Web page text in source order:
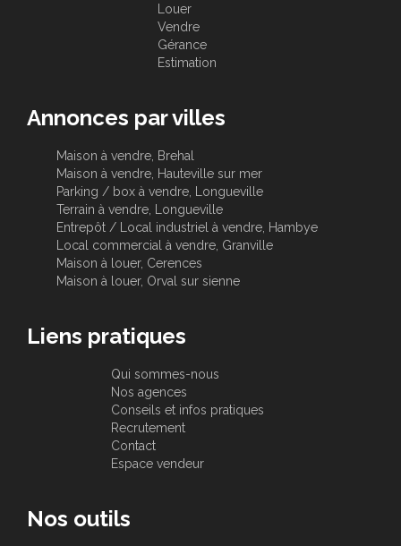
Louer
Vendre
Gérance
Estimation
Annonces par villes
Maison à vendre, Brehal
Maison à vendre, Hauteville sur mer
Parking / box à vendre, Longueville
Terrain à vendre, Longueville
Entrepôt / Local industriel à vendre, Hambye
Local commercial à vendre, Granville
Maison à louer, Cerences
Maison à louer, Orval sur sienne
Liens pratiques
Qui sommes-nous
Nos agences
Conseils et infos pratiques
Recrutement
Contact
Espace vendeur
Nos outils